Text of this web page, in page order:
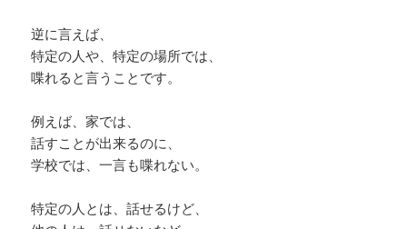
逆に言えば、
特定の人や、特定の場所では、
喋れると言うことです。
例えば、家では、
話すことが出来るのに、
学校では、一言も喋れない。
特定の人とは、話せるけど、